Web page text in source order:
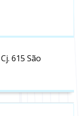
615 São